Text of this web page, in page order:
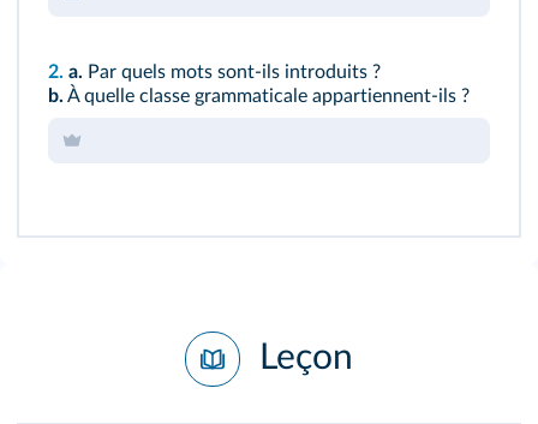
2. a. Par quels mots sont-ils introduits ?
b. À quelle classe grammaticale appartiennent-ils ?
Leçon